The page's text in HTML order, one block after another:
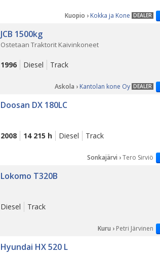
DEALER
Kuopio › Kokka ja Kone
JCB 1500kg
Ostetaan Traktorit Kaivinkoneet
1996 Diesel Track
DEALER
Askola › Kantolan kone Oy
Doosan DX 180LC
2008 14 215 h Diesel Track
Sonkajärvi ›Tero Sirviö
Lokomo T320B
Diesel Track
Kuru › Petri Järvinen
Hyundai HX 520 L